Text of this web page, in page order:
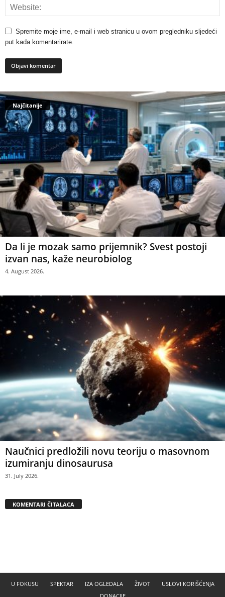
Spremite moje ime, e-mail i web stranicu u ovom pregledniku sljedeći
put kada komentarirate.
Najčitanije
Da li je mozak samo prijemnik? Svest postoji
izvan nas, kaže neurobiolog
4. August 2026.
Naučnici predložili novu teoriju o masovnom
izumiranju dinosaurusa
31. July 2026.
KOMENTARI ČITALACA
U FOKUSU SPEKTAR IZA OGLEDALA ŽIVOT
USLOVI KORIŠĆENJA
DONACIJE